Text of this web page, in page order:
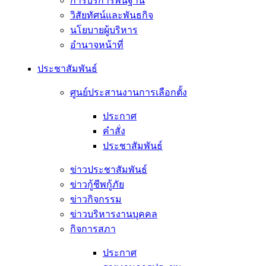
วิสัยทัศน์และพันธกิจ
นโยบายผู้บริหาร
อํานาจหน้าที่
ประชาสัมพันธ์
ศูนย์ประสานงานการเลือกตั้ง
ประกาศ
คำสั่ง
ประชาสัมพันธ์
ข่าวประชาสัมพันธ์
ข่าวกู้ชีพกู้ภัย
ข่าวกิจกรรม
ข่าวบริหารงานบุคคล
กิจการสภา
ประกาศ